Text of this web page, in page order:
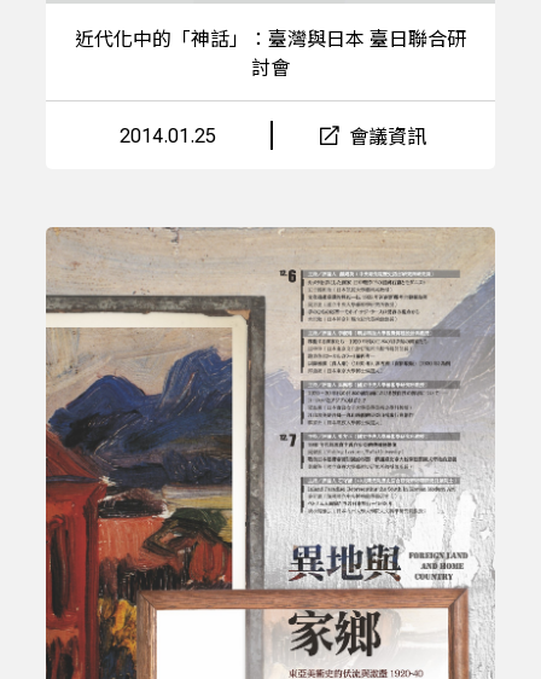
近代化中的「神話」：臺灣與日本 臺日聯合研
討會
2014.01.25 會議資訊